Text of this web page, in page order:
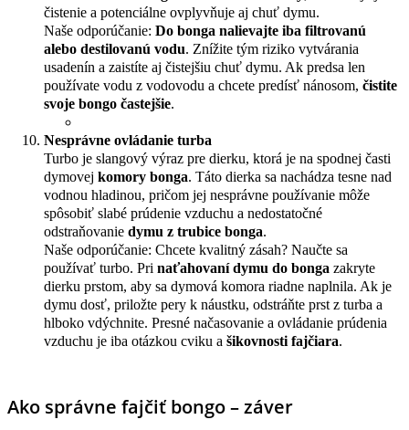
čistenie a potenciálne ovplyvňuje aj chuť dymu.
Naše odporúčanie: Do bonga nalievajte iba filtrovanú
alebo destilovanú vodu. Znížite tým riziko vytvárania
usadenín a zaistíte aj čistejšiu chuť dymu. Ak predsa len
používate vodu z vodovodu a chcete predísť nánosom, čistite
svoje bongo častejšie.
Nesprávne ovládanie turba
Turbo je slangový výraz pre dierku, ktorá je na spodnej časti
dymovej komory bonga. Táto dierka sa nachádza tesne nad
vodnou hladinou, pričom jej nesprávne používanie môže
spôsobiť slabé prúdenie vzduchu a nedostatočné
odstraňovanie dymu z trubice bonga.
Naše odporúčanie: Chcete kvalitný zásah? Naučte sa
používať turbo. Pri naťahovaní dymu do bonga zakryte
dierku prstom, aby sa dymová komora riadne naplnila. Ak je
dymu dosť, priložte pery k náustku, odstráňte prst z turba a
hlboko vdýchnite. Presné načasovanie a ovládanie prúdenia
vzduchu je iba otázkou cviku a šikovnosti fajčiara.
Ako správne fajčiť bongo – záver